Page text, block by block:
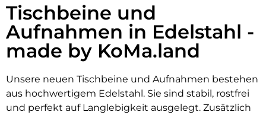
Tischbeine und
Aufnahmen in Edelstahl -
made by KoMa.land
Unsere neuen Tischbeine und Aufnahmen bestehen
aus hochwertigem Edelstahl. Sie sind stabil, rostfrei
und perfekt auf Langlebigkeit ausgelegt. Zusätzlich